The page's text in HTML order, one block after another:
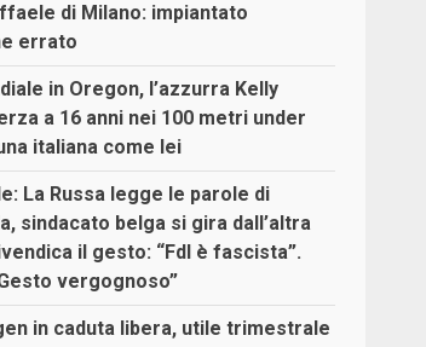
di Milano: impiantato
errato
in Oregon, l’azzurra Kelly
a 16 anni nei 100 metri under
italiana come lei
La Russa legge le parole di
sindacato belga si gira dall’altra
il gesto: “FdI è fascista”.
vergognoso”
in caduta libera, utile trimestrale